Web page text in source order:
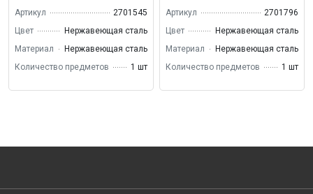
Артикул
2701545
Цвет
Нержавеющая сталь
Материал
Нержавеющая сталь
Количество предметов
1 шт
Артикул
2701796
Цвет
Нержавеющая сталь
Материал
Нержавеющая сталь
Количество предметов
1 шт